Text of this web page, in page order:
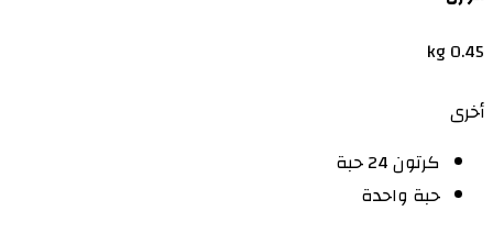
0.45 kg
أخرى
كرتون 24 حبة
حبة واحدة